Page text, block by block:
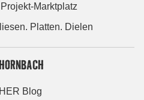
Marktplatz
Platten. Dielen
Blog